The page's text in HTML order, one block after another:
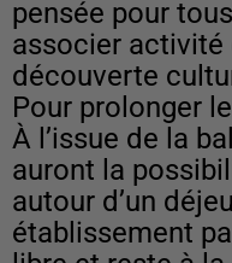
pensée pour
associer activité
découverte
Pour prolonger
À l’issue de la
auront la
autour d’un
établissement